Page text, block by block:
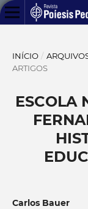
INÍCIO /
ARTIGOS
ESCOLA
Carlos Bauer